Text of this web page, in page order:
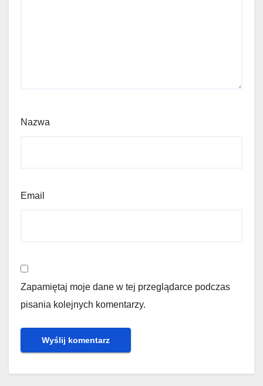
Nazwa
Email
Zapamiętaj moje dane w tej przeglądarce podczas
pisania kolejnych komentarzy.